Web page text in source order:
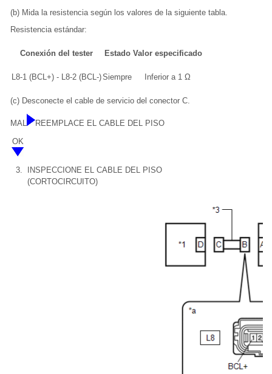
(b) Mida la resistencia según los valores de la siguiente tabla.
Resistencia estándar:
Conexión del tester Estado Valor especificado
L8-1 (BCL+) - L8-2 (BCL-)Siempre Inferior a 1 Ω
(c) Desconecte el cable de servicio del conector C.
MAL
REEMPLACE EL CABLE DEL PISO
OK
3.
INSPECCIONE EL CABLE DEL PISO
(CORTOCIRCUITO)